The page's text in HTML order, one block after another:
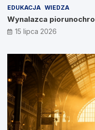
EDUKACJA WIEDZA
Wynalazca
15 lipca 2026